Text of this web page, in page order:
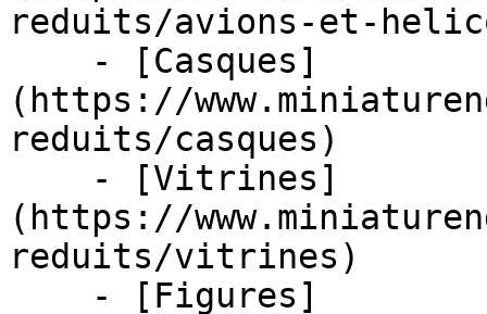
reduits/avions-et-
(https://
reduits/casques)
(https://
reduits/vitrines)